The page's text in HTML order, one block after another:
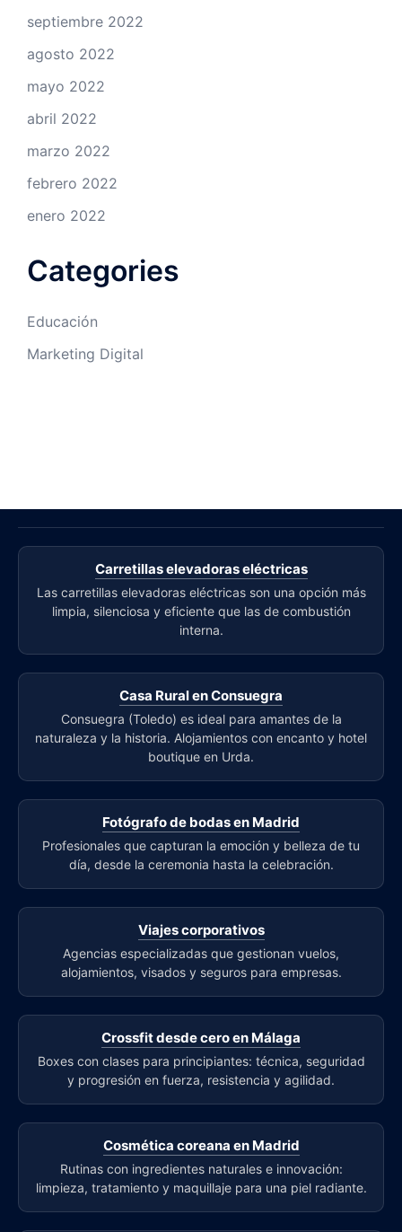
septiembre 2022
agosto 2022
mayo 2022
abril 2022
marzo 2022
febrero 2022
enero 2022
Categories
Educación
Marketing Digital
Carretillas elevadoras eléctricas
Las carretillas elevadoras eléctricas son una opción más
limpia, silenciosa y eficiente que las de combustión
interna.
Casa Rural en Consuegra
Consuegra (Toledo) es ideal para amantes de la
naturaleza y la historia. Alojamientos con encanto y hotel
boutique en Urda.
Fotógrafo de bodas en Madrid
Profesionales que capturan la emoción y belleza de tu
día, desde la ceremonia hasta la celebración.
Viajes corporativos
Agencias especializadas que gestionan vuelos,
alojamientos, visados y seguros para empresas.
Crossfit desde cero en Málaga
Boxes con clases para principiantes: técnica, seguridad
y progresión en fuerza, resistencia y agilidad.
Cosmética coreana en Madrid
Rutinas con ingredientes naturales e innovación:
limpieza, tratamiento y maquillaje para una piel radiante.